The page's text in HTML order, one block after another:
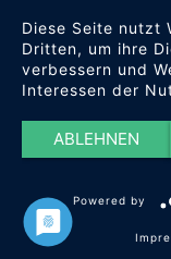
Diese Seite nutzt
Dritten, um ihre
verbessern und
Interessen der
ABLEHNEN
Powered by